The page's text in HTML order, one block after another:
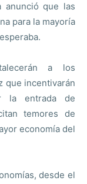
anunció que las
para la mayoría
a los
que incentivarán
la entrada de
temores de
economía del
desde el